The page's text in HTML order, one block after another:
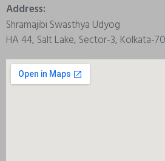
Address:
Shramajibi Swasthya Udyog
HA 44, Salt Lake, Sector-3, Kolkata-